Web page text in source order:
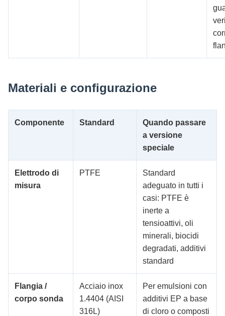
Materiali e configurazione
Componente Standard
Quando passare
a versione
speciale
Elettrodo di
misura
PTFE
Standard
adeguato in tutti i
casi: PTFE è
inerte a
tensioattivi, oli
minerali, biocidi
degradati, additivi
standard
Flangia /
corpo sonda
Acciaio inox
1.4404 (AISI
316L)
Per emulsioni con
additivi EP a base
di cloro o composti